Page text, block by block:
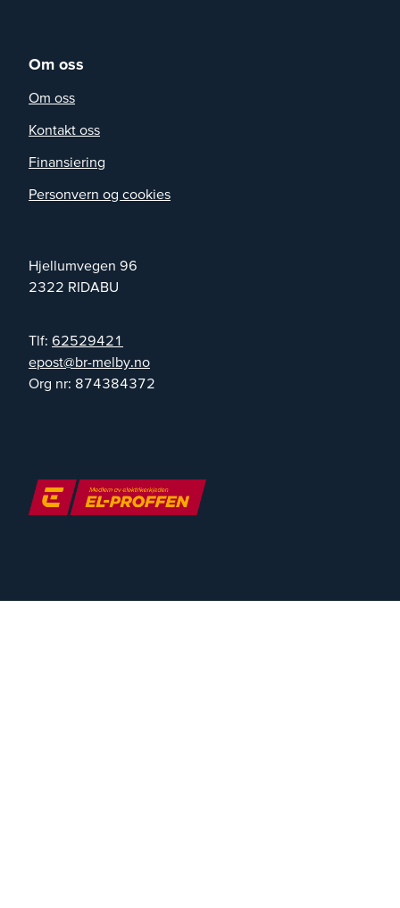
Hjellumvegen 96
2322 RIDABU
Tlf: 62529421
on.yblem-rb@tsope
Org nr: 874384372
Om oss
Om oss
Kontakt oss
Finansiering
Personvern og cookies